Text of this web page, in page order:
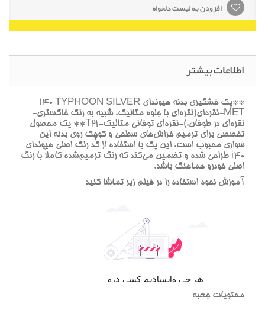
افزودن به لیست دلخواه
اطلاعات بیشتر
**پک خشگيري بدنه هيونداي i40 TYPHOON SILVER
MET-نقره‌اي(نقره‌اي با جلوه متاليک، شبيه به رنگ خاکستري-
نقره‌اي در طوفان.)-نقره‌اي توفاني متاليک-T21** يک محصول
تخصصي براي ترميم خراش‌هاي سطحي و کوچک روي بدنه اين
سواري محبوب است. اين پک با استفاده از کد رنگ اصلي هيونداي
i40 طراحي شده و تضمين مي‌کند که رنگ ترميم‌شده کاملاً با رنگ
اصلي خودرو هماهنگ باشد.
آموزش نحوه استفاده را در فيلم زير تماشا کنيد
محتويات جعبه